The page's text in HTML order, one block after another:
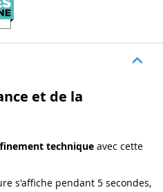
et de la
technique avec cette
s'affiche pendant 5 secondes,